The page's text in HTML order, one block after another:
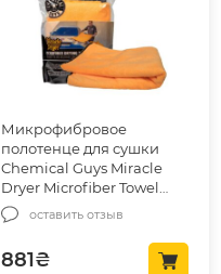
Микрофибровое
полотенце для сушки
Chemical Guys Miracle
Dryer Microfiber Towel
91x63cm (MIC721)
оставить отзыв
881₴